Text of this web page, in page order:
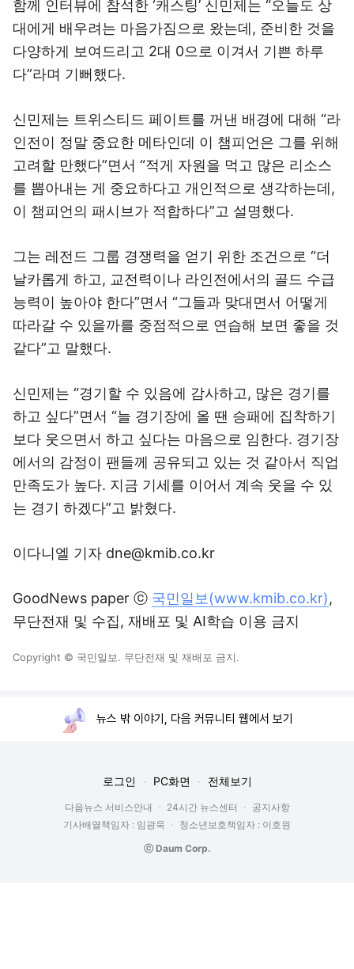
함께 인터뷰에 참석한 ‘캐스팅’ 신민제는 “오늘도 상
대에게 배우려는 마음가짐으로 왔는데, 준비한 것을
다양하게 보여드리고 2대 0으로 이겨서 기쁜 하루
다”라며 기뻐했다.
신민제는 트위스티드 페이트를 꺼낸 배경에 대해 “라
인전이 정말 중요한 메타인데 이 챔피언은 그를 위해
고려할 만했다”면서 “적게 자원을 먹고 많은 리소스
를 뽑아내는 게 중요하다고 개인적으로 생각하는데,
이 챔피언의 패시브가 적합하다”고 설명했다.
그는 레전드 그룹 경쟁력을 얻기 위한 조건으로 “더
날카롭게 하고, 교전력이나 라인전에서의 골드 수급
능력이 높아야 한다”면서 “그들과 맞대면서 어떻게
따라갈 수 있을까를 중점적으로 연습해 보면 좋을 것
같다”고 말했다.
신민제는 “경기할 수 있음에 감사하고, 많은 경기를
하고 싶다”면서 “늘 경기장에 올 땐 승패에 집착하기
보다 웃으면서 하고 싶다는 마음으로 임한다. 경기장
에서의 감정이 팬들께 공유되고 있는 것 같아서 직업
만족도가 높다. 지금 기세를 이어서 계속 웃을 수 있
는 경기 하겠다”고 밝혔다.
이다니엘 기자 dne@kmib.co.kr
GoodNews paper ⓒ 국민일보(www.kmib.co.kr),
무단전재 및 수집, 재배포 및 AI학습 이용 금지
Copyright © 국민일보. 무단전재 및 재배포 금지.
뉴스 밖 이야기, 다음 커뮤니티 웹에서 보기
로그인 PC화면 전체보기
다음뉴스 서비스안내 24시간 뉴스센터
공지사항
기사배열책임자 : 임광욱
청소년보호책임자 : 이호원
ⓒ Daum Corp.